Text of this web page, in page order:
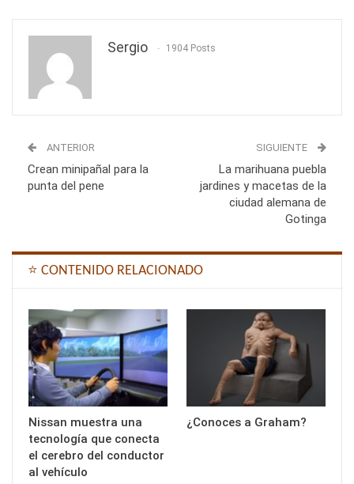
Sergio 1904 Posts
ANTERIOR
Crean minipañal para la
punta del pene
SIGUIENTE
La marihuana puebla
jardines y macetas de la
ciudad alemana de
Gotinga
⭐ CONTENIDO RELACIONADO
Nissan muestra una
tecnología que conecta
el cerebro del conductor
al vehículo
¿Conoces a Graham?